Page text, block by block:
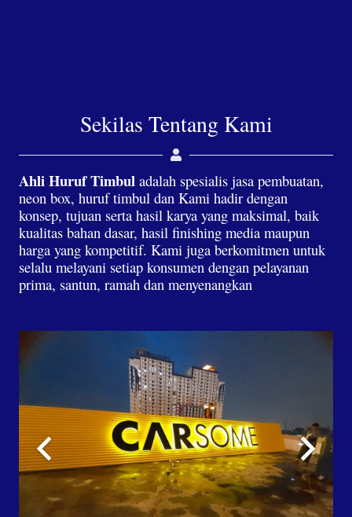
Sekilas Tentang Kami
Ahli Huruf Timbul adalah spesialis jasa pembuatan,
neon box, huruf timbul dan Kami hadir dengan
konsep, tujuan serta hasil karya yang maksimal, baik
kualitas bahan dasar, hasil finishing media maupun
harga yang kompetitif. Kami juga berkomitmen untuk
selalu melayani setiap konsumen dengan pelayanan
prima, santun, ramah dan menyenangkan